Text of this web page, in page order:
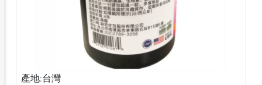
產地:台灣